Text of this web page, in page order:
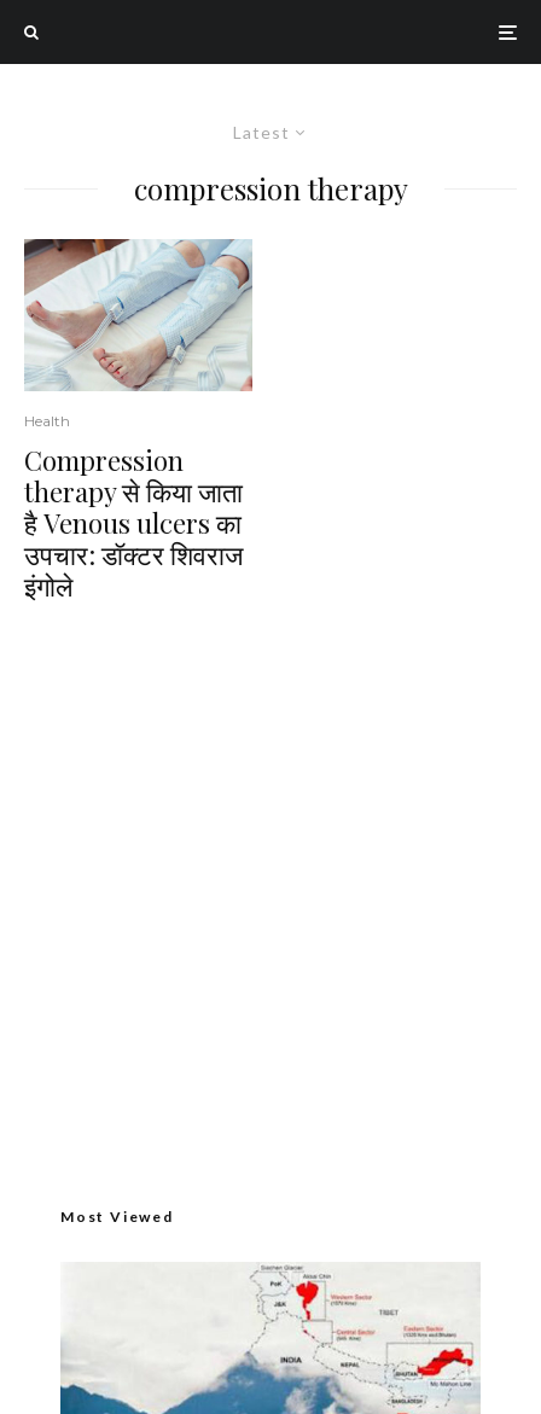
Latest
compression therapy
Health
Compression
therapy से किया जाता
है Venous ulcers का
उपचार: डॉक्टर शिवराज
इंगोले
Most Viewed